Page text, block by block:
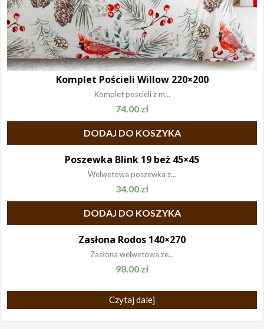
Komplet Pościeli Willow 220×200
Komplet pościeli z m...
74.00 zł
DODAJ DO KOSZYKA
Poszewka Blink 19 beż 45×45
Welwetowa poszewka z...
34.00 zł
DODAJ DO KOSZYKA
Zasłona Rodos 140×270
Zasłona welwetowa ze...
98.00 zł
Czytaj dalej